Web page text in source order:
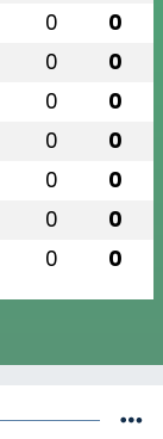
0 0
0 0
0 0
0 0
0 0
0 0
0 0